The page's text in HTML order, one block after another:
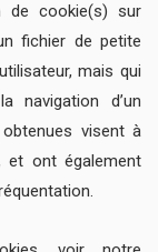
de cookie(s) sur
fichier de petite
mais qui
navigation d’un
visent à
et ont également